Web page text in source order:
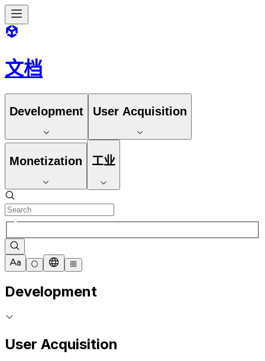
文档
Development User Acquisition
Monetization 工业
Development
User Acquisition